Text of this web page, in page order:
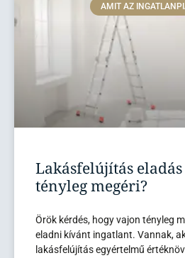
AMIT AZ
Lakásfelújítás
tényleg megéri?
Örök kérdés, hogy vajon tényleg
eladni kívánt ingatlant. Vannak,
lakásfelújítás egyértelmű